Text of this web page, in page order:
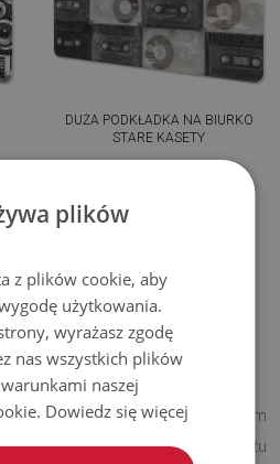
DUŻA PODKŁADKA NA BIURKO
STARE KASETY
ochronne na biurko
muzycznymbędą idealnym
każdego melomana lub po prostu
plików
z plików cookie, aby
użytkowania.
wyrażasz zgodę
nas wszystkich plików
naszej
Dowiedz się więcej